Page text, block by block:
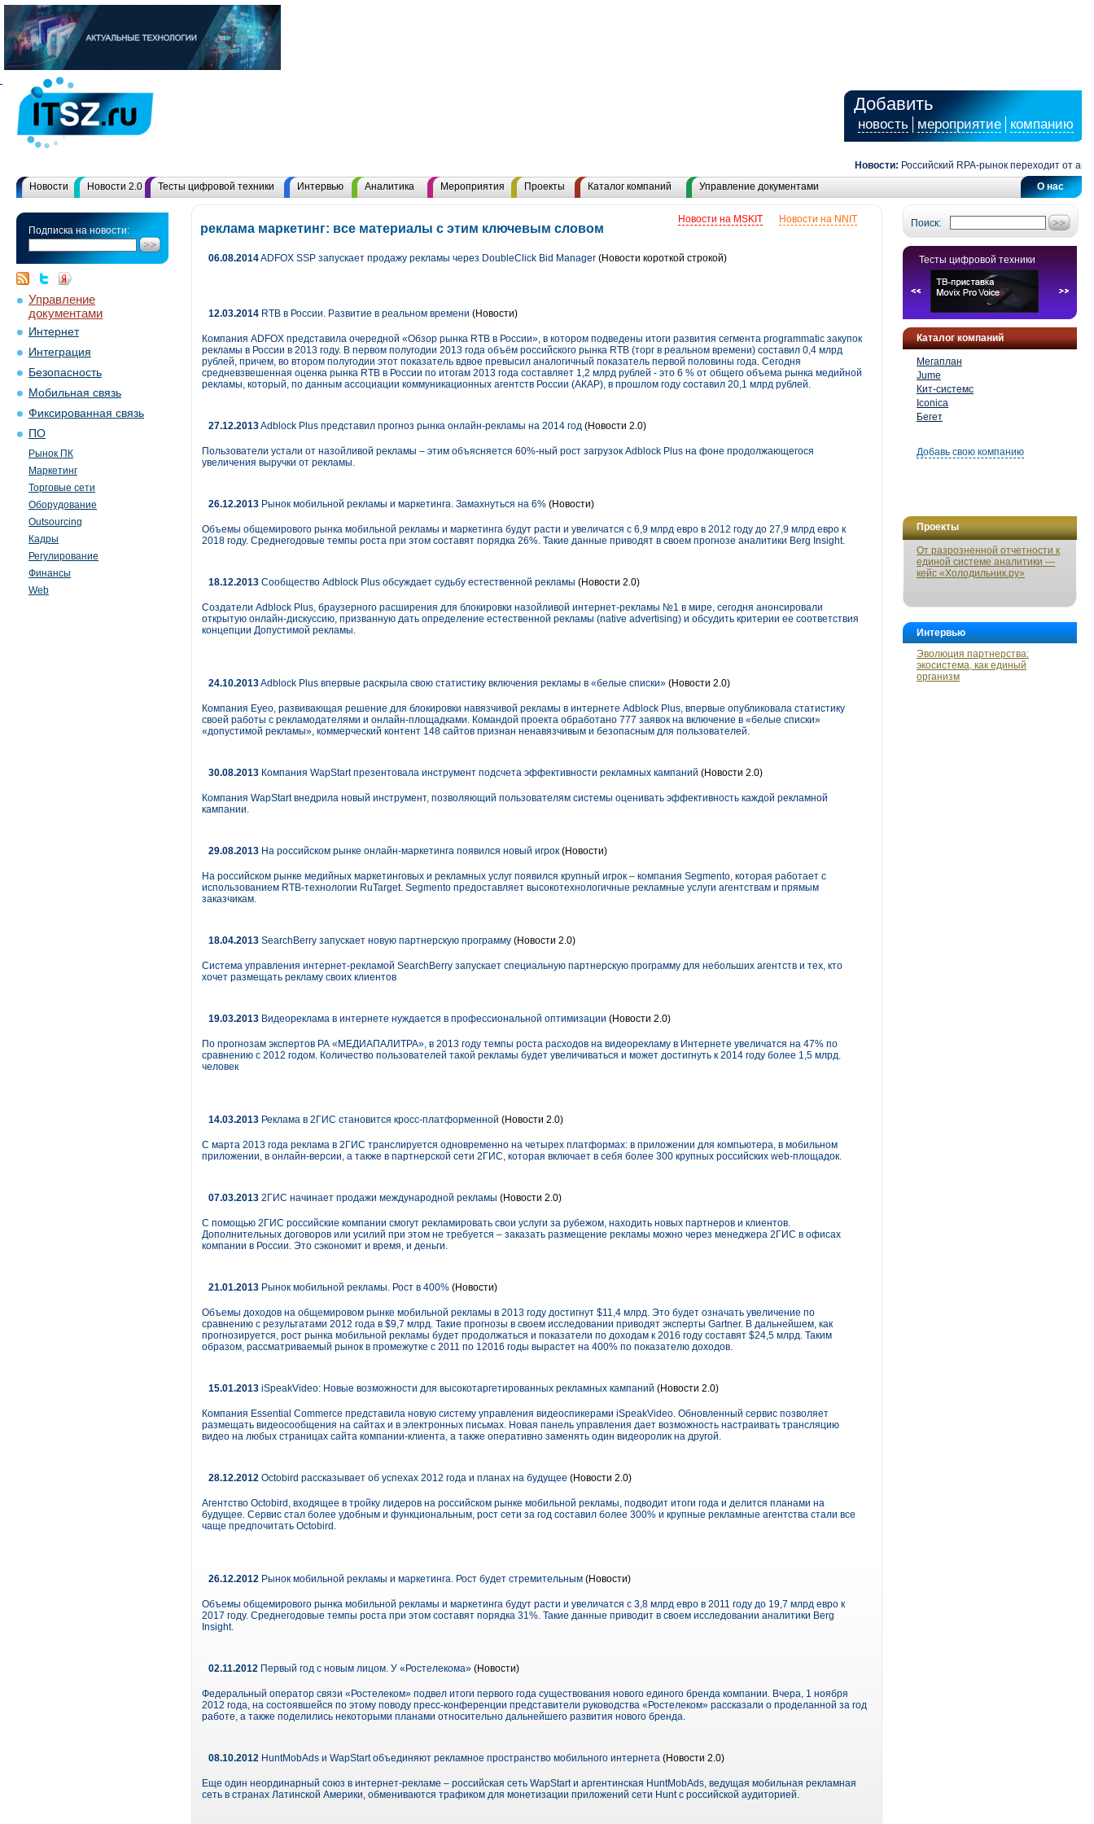
Добавить
новость мероприятие компанию
Новости: Российский RPA-рынок переходит от
О нас
Новости Новости 2.0 Тесты цифровой техники Интервью Аналитика Мероприятия Проекты Каталог компаний Управление документами
Подписка на новости:
Управление
документами
Интернет
Интеграция
Безопасность
Мобильная связь
Фиксированная связь
ПО
Рынок ПК
Маркетинг
Торговые сети
Оборудование
Outsourcing
Кадры
Регулирование
Финансы
Web
Поиск:
Тесты цифровой техники
Каталог компаний
Мегаплан
Jume
Кит-системс
Iconica
Бегет
Добавь свою компанию
Проекты
От разрозненной отчетности к
единой системе аналитики —
кейс «Холодильник.ру»
Интервью
Эволюция партнерства:
экосистема, как единый
организм
Новости на NNIT
Новости на MSKIT
реклама маркетинг: все материалы с этим ключевым словом
06.08.2014ADFOX SSP запускает продажу рекламы через DoubleClick Bid Manager (Новости короткой строкой)
12.03.2014 RTB в России. Развитие в реальном времени (Новости)
Компания ADFOX представила очередной «Обзор рынка RTB в России», в котором подведены итоги развития сегмента programmatic закупок
рекламы в России в 2013 году. В первом полугодии 2013 года объём российского рынка RTB (торг в реальном времени) составил 0,4 млрд
рублей, причем, во втором полугодии этот показатель вдвое превысил аналогичный показатель первой половины года. Сегодня
средневзвешенная оценка рынка RTB в России по итогам 2013 года составляет 1,2 млрд рублей - это 6 % от общего объема рынка медийной
рекламы, который, по данным ассоциации коммуникационных агентств России (АКАР), в прошлом году составил 20,1 млрд рублей.
27.12.2013Adblock Plus представил прогноз рынка онлайн-рекламы на 2014 год (Новости 2.0)
Пользователи устали от назойливой рекламы – этим объясняется 60%-ный рост загрузок Adblock Plus на фоне продолжающегося
увеличения выручки от рекламы.
26.12.2013 Рынок мобильной рекламы и маркетинга. Замахнуться на 6% (Новости)
Объемы общемирового рынка мобильной рекламы и маркетинга будут расти и увеличатся с 6,9 млрд евро в 2012 году до 27,9 млрд евро к
2018 году. Среднегодовые темпы роста при этом составят порядка 26%. Такие данные приводят в своем прогнозе аналитики Berg Insight.
18.12.2013 Сообщество Adblock Plus обсуждает судьбу естественной рекламы (Новости 2.0)
Создатели Adblock Plus, браузерного расширения для блокировки назойливой интернет-рекламы №1 в мире, сегодня анонсировали
открытую онлайн-дискуссию, призванную дать определение естественной рекламы (native advertising) и обсудить критерии ее соответствия
концепции Допустимой рекламы.
24.10.2013Adblock Plus впервые раскрыла свою статистику включения рекламы в «белые списки» (Новости 2.0)
Компания Eyeo, развивающая решение для блокировки навязчивой рекламы в интернете Adblock Plus, впервые опубликовала статистику
своей работы с рекламодателями и онлайн-площадками. Командой проекта обработано 777 заявок на включение в «белые списки»
«допустимой рекламы», коммерческий контент 148 сайтов признан ненавязчивым и безопасным для пользователей.
30.08.2013 Компания WapStart презентовала инструмент подсчета эффективности рекламных кампаний (Новости 2.0)
Компания WapStart внедрила новый инструмент, позволяющий пользователям системы оценивать эффективность каждой рекламной
кампании.
29.08.2013 На российском рынке онлайн-маркетинга появился новый игрок (Новости)
На российском рынке медийных маркетинговых и рекламных услуг появился крупный игрок – компания Segmento, которая работает с
использованием RTB-технологии RuTarget. Segmento предоставляет высокотехнологичные рекламные услуги агентствам и прямым
заказчикам.
18.04.2013 SearchBerry запускает новую партнерскую программу (Новости 2.0)
Система управления интернет-рекламой SearchBerry запускает специальную партнерскую программу для небольших агентств и тех, кто
хочет размещать рекламу своих клиентов
19.03.2013 Видеореклама в интернете нуждается в профессиональной оптимизации (Новости 2.0)
По прогнозам экспертов РА «МЕДИАПАЛИТРА», в 2013 году темпы роста расходов на видеорекламу в Интернете увеличатся на 47% по
сравнению с 2012 годом. Количество пользователей такой рекламы будет увеличиваться и может достигнуть к 2014 году более 1,5 млрд.
человек
14.03.2013 Реклама в 2ГИС становится кросс-платформенной (Новости 2.0)
С марта 2013 года реклама в 2ГИС транслируется одновременно на четырех платформах: в приложении для компьютера, в мобильном
приложении, в онлайн-версии, а также в партнерской сети 2ГИС, которая включает в себя более 300 крупных российских web-площадок.
07.03.2013 2ГИС начинает продажи международной рекламы (Новости 2.0)
C помощью 2ГИС российские компании смогут рекламировать свои услуги за рубежом, находить новых партнеров и клиентов.
Дополнительных договоров или усилий при этом не требуется – заказать размещение рекламы можно через менеджера 2ГИС в офисах
компании в России. Это сэкономит и время, и деньги.
21.01.2013 Рынок мобильной рекламы. Рост в 400% (Новости)
Объемы доходов на общемировом рынке мобильной рекламы в 2013 году достигнут $11,4 млрд. Это будет означать увеличение по
сравнению с результатами 2012 года в $9,7 млрд. Такие прогнозы в своем исследовании приводят эксперты Gartner. В дальнейшем, как
прогнозируется, рост рынка мобильной рекламы будет продолжаться и показатели по доходам к 2016 году составят $24,5 млрд. Таким
образом, рассматриваемый рынок в промежутке с 2011 по 12016 годы вырастет на 400% по показателю доходов.
15.01.2013 iSpeakVideo: Новые возможности для высокотаргетированных рекламных кампаний (Новости 2.0)
Компания Essential Commerce представила новую систему управления видеоспикерами iSpeakVideo. Обновленный сервис позволяет
размещать видеосообщения на сайтах и в электронных письмах. Новая панель управления дает возможность настраивать трансляцию
видео на любых страницах сайта компании-клиента, а также оперативно заменять один видеоролик на другой.
28.12.2012 Octobird рассказывает об успехах 2012 года и планах на будущее (Новости 2.0)
Агентство Octobird, входящее в тройку лидеров на российском рынке мобильной рекламы, подводит итоги года и делится планами на
будущее. Сервис стал более удобным и функциональным, рост сети за год составил более 300% и крупные рекламные агентства стали все
чаще предпочитать Octobird.
26.12.2012 Рынок мобильной рекламы и маркетинга. Рост будет стремительным (Новости)
Объемы общемирового рынка мобильной рекламы и маркетинга будут расти и увеличатся с 3,8 млрд евро в 2011 году до 19,7 млрд евро к
2017 году. Среднегодовые темпы роста при этом составят порядка 31%. Такие данные приводит в своем исследовании аналитики Berg
Insight.
02.11.2012 Первый год с новым лицом. У «Ростелекома» (Новости)
Федеральный оператор связи «Ростелеком» подвел итоги первого года существования нового единого бренда компании. Вчера, 1 ноября
2012 года, на состоявшейся по этому поводу пресс-конференции представители руководства «Ростелеком» рассказали о проделанной за год
работе, а также поделились некоторыми планами относительно дальнейшего развития нового бренда.
08.10.2012 HuntMobAds и WapStart объединяют рекламное пространство мобильного интернета (Новости 2.0)
Еще один неординарный союз в интернет-рекламе – российская сеть WapStart и аргентинская HuntMobAds, ведущая мобильная рекламная
сеть в странах Латинской Америки, обмениваются трафиком для монетизации приложений сети Hunt с российской аудиторией.